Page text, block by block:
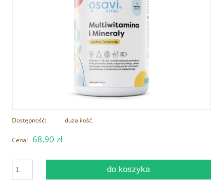
Dostępność: duża ilość
Cena: 68,90 zł
do koszyka